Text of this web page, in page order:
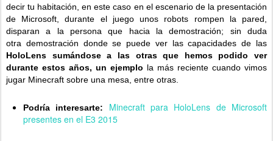
decir tu habitación, en este caso en el escenario de la presentación
de Microsoft, durante el juego unos robots rompen la pared,
disparan a la persona que hacia la demostración; sin duda
otra demostración donde se puede ver las capacidades de las
HoloLens sumándose a las otras que hemos podido ver
durante estos años, un ejemplo la más reciente cuando vimos
jugar Minecraft sobre una mesa, entre otras.
Podría interesarte: Minecraft para HoloLens de Microsoft
presentes en el E3 2015